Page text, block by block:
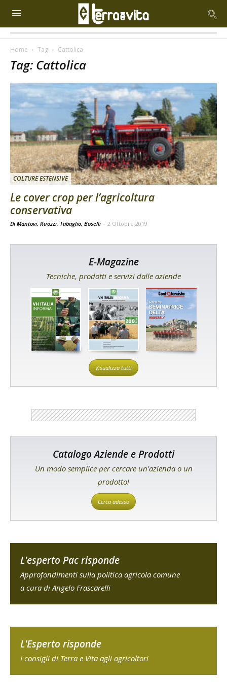
Home Tag Cattolica
Tag: Cattolica
COLTURE ESTENSIVE
Le cover crop per l’agricoltura
conservativa
Di Mantovi, Ruozzi, Tabaglio, Boselli - 2 Ottobre 2019
E-Magazine
Tecniche, prodotti e servizi dalle aziende
Visualizza tutti
Catalogo Aziende e Prodotti
Un modo semplice per cercare un'azienda o un
prodotto!
Cerca adesso
L'esperto Pac risponde
Approfondimenti sulla politica agricola comune
a cura di Angelo Frascarelli
L'Esperto risponde
I consigli di Terra e Vita agli agricoltori